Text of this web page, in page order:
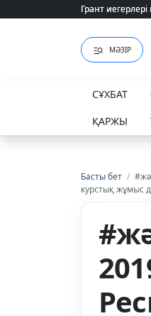
Грант
Грант
МӘЗІР
СҰХБАТ
ҚАРЖЫ
Басты бет /
курстық жұмыс